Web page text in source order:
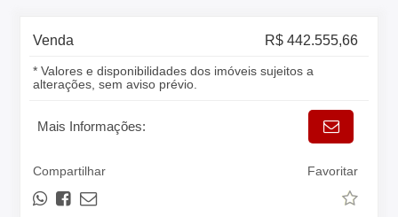
Venda R$ 442.555,66
* Valores e disponibilidades dos imóveis sujeitos a
alterações, sem aviso prévio.
Mais Informações:
Compartilhar Favoritar